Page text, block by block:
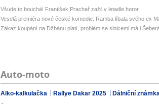
Všude to bouchá! František Prachař zažil v letadle horor
Veselá premiéra nové české komedie: Ramba líbala svého ex
Zákaz koupání na Džbánu platí, problém se sinicemi má i
Auto-moto
Alko-kalkulačka Rallye Dakar 2025 Dálniční